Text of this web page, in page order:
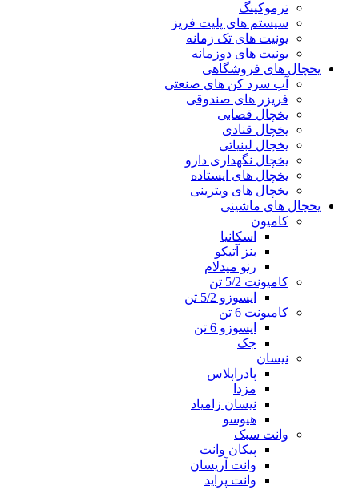
ترموکینگ
سیستم های پلیت فریز
یونیت های تک زمانه
یونیت های دوزمانه
یخچال های فروشگاهی
آب سرد کن های صنعتی
فریزر های صندوقی
یخچال قصابی
یخچال قنادی
یخچال لبنیاتی
یخچال نگهداری دارو
یخچال های ایستاده
یخچال های ویترینی
یخچال های ماشینی
کامیون
اسکانیا
بنز آتیکو
رنو میدلام
کامیونت 5/2 تن
ایسوزو 5/2 تن
کامیونت 6 تن
ایسوزو 6 تن
جک
نیسان
پادراپلاس
مزدا
نیسان زامیاد
هیوسو
وانت سبک
پیکان وانت
وانت آریسان
وانت پراید